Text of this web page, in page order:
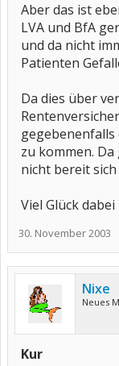
Aber das ist
LVA und BfA
und da nicht
Patienten
Da dies über
gegebenenfalls
zu kommen.
nicht bereit
Viel Glück dabei
30. November 2003
Nixe
Neues
Kur